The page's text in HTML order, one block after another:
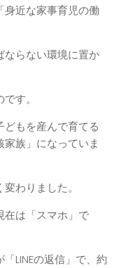
近な家事育児の働
ならない環境に置か
す。
もを産んで育てる
族」になっていま
わりました。
在は「スマホ」で
LINEの返信」で、約